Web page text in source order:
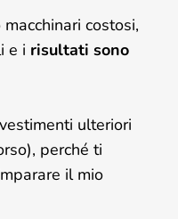
costosi,
e i risultati sono
ulteriori
perché ti
il mio